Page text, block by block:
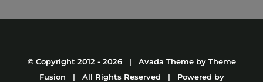
© Copyright 2012 - 2026 | Avada Theme by Theme
Fusion | All Rights Reserved | Powered by